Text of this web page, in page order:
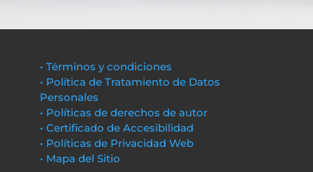
• Términos y condiciones
• Política de Tratamiento de Datos
Personales
• Políticas de derechos de autor
• Certificado de Accesibilidad
• Políticas de Privacidad Web
• Mapa del Sitio